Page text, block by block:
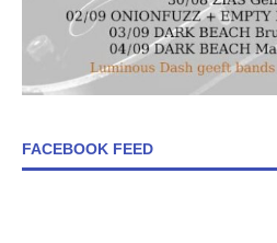
FACEBOOK FEED